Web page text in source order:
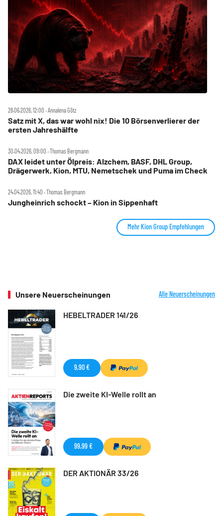
28.06.2026, 12:00 ‧ Annalena Götz
Satz mit X, das war wohl nix! Die 10 Börsenverlierer der
ersten Jahreshälfte
30.04.2026, 09:00 ‧ Thomas Bergmann
DAX leidet unter Ölpreis: Alzchem, BASF, DHL Group,
Drägerwerk, Kion, MTU, Nemetschek und Puma im Check
24.04.2026, 11:40 ‧ Thomas Bergmann
Jungheinrich schockt – Kion in Sippenhaft
Mehr Kion Group Empfehlungen
Unsere Neuerscheinungen Alle Neuerscheinungen
HEBELTRADER 141/26
9,90 €
Die zweite KI-Welle rollt an
99,99 €
DER AKTIONÄR 33/26